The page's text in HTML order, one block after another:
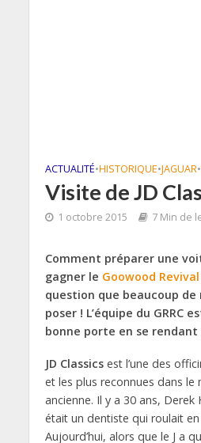
ACTUALITÉ•HISTORIQUE•JAGUAR•
Visite de JD
1 octobre 2015 7 Min de
Comment préparer une
gagner le Goowood Revival
question que beaucoup de
poser ! L’équipe du GRRC
bonne porte en se rendant
JD Classicsest l’une des
et les plus reconnues dans le
ancienne. Il y a 30 ans, Derek
était un dentiste qui roulait en
Aujourd’hui, alors que le J a